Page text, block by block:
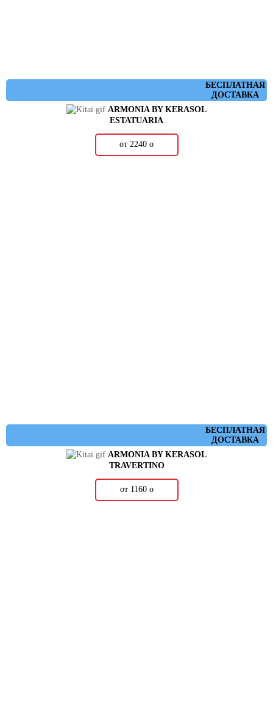
БЕСПЛАТНАЯ
ДОСТАВКА
ARMONIA BY KERASOL
ESTATUARIA
от 2240 о
БЕСПЛАТНАЯ
ДОСТАВКА
ARMONIA BY KERASOL
TRAVERTINO
от 1160 о